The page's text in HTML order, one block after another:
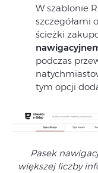
W szablonie
szczegółami
ścieżki
podczas
tym opcji
Pasek
większej liczby